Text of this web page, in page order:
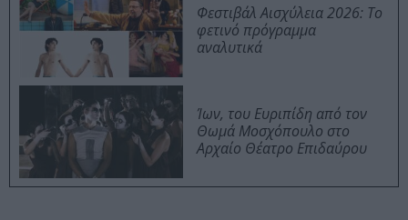
Φεστιβάλ Αισχύλεια 2026: Το
φετινό πρόγραμμα
αναλυτικά
Ίων, του Ευριπίδη από τον
Θωμά Μοσχόπουλο στο
Αρχαίο Θέατρο Επιδαύρου